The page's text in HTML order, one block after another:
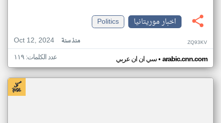
اخبار موريتانيا
Politics
Oct 12, 2024
منذ سنة ZQ93KV
سي ان ان عربي• arabic.cnn.com عدد الكلمات: ١١٩